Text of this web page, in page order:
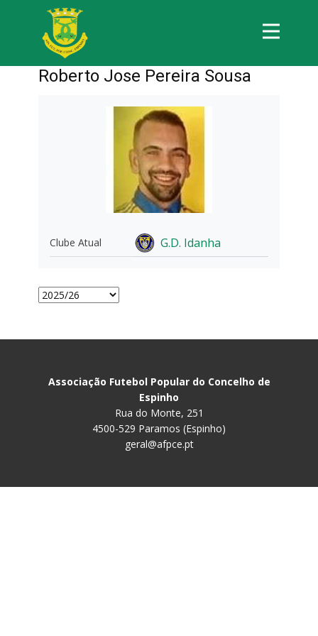
Roberto Jose Pereira Sousa
Clube Atual G.D. Idanha
Associação Futebol Popular do Concelho de
Espinho
Rua do Monte, 251
4500-529 Paramos (Espinho)
geral@afpce.pt